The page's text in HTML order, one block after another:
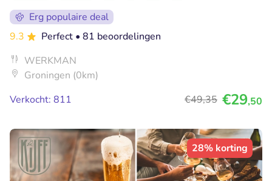
Erg populaire deal
9.3
Perfect • 81 beoordelingen
WERKMAN
Groningen (0km)
Verkocht: 811
€49,35 €29,50
28% korting